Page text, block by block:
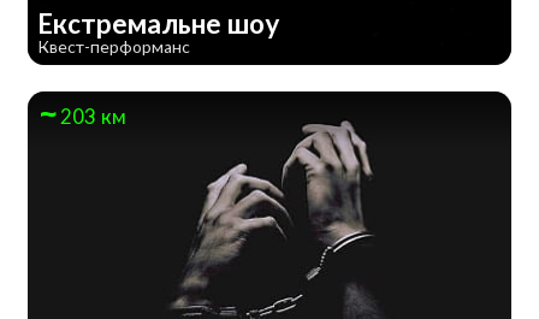
Екстремальне шоу
Квест-перформанс
203 км